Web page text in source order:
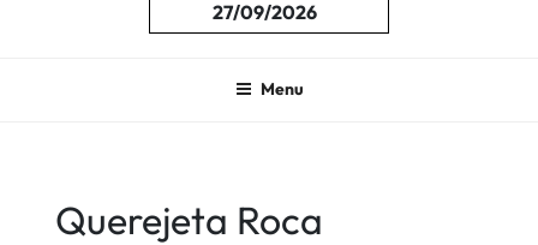
27/09/2026
Menu
Querejeta Roca